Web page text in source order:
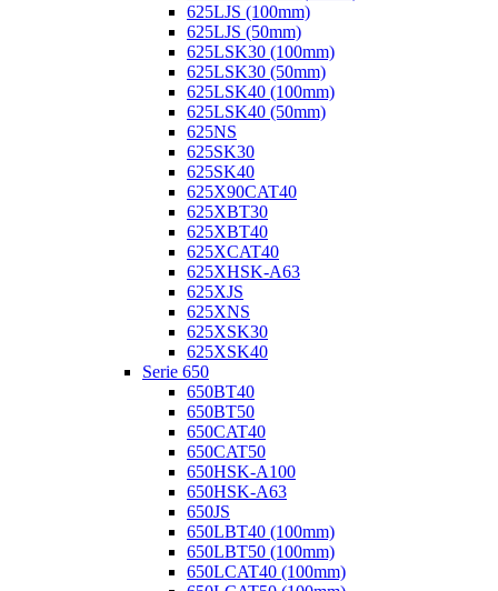
625LJS (100mm)
625LJS (50mm)
625LSK30 (100mm)
625LSK30 (50mm)
625LSK40 (100mm)
625LSK40 (50mm)
625NS
625SK30
625SK40
625X90CAT40
625XBT30
625XBT40
625XCAT40
625XHSK-A63
625XJS
625XNS
625XSK30
625XSK40
Serie 650
650BT40
650BT50
650CAT40
650CAT50
650HSK-A100
650HSK-A63
650JS
650LBT40 (100mm)
650LBT50 (100mm)
650LCAT40 (100mm)